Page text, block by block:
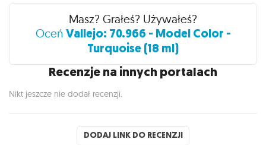
Recenzje
Masz? Grałeś? Używałeś?
Oceń Vallejo: 70.966 - Model Color -
Turquoise (18 ml)
Recenzje na innych portalach
Nikt jeszcze nie dodał recenzji.
DODAJ LINK DO RECENZJI